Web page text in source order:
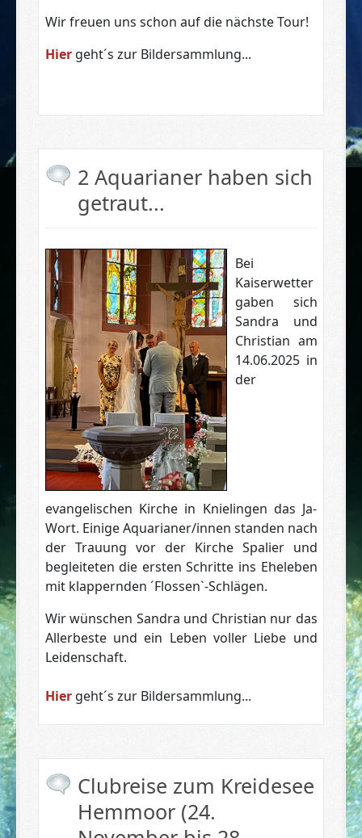
Wir freuen uns schon auf die nächste Tour!
Hiergeht´s zur Bildersammlung...
2 Aquarianer haben sich
getraut...
Bei
Kaiserwetter
gaben sich
Sandra und
Christian am
14.06.2025 in
der
evangelischen Kirche in Knielingen das Ja-
Wort. Einige Aquarianer/innen standen nach
der Trauung vor der Kirche Spalier und
begleiteten die ersten Schritte ins Eheleben
mit klappernden ´Flossen`-Schlägen.
Wir wünschen Sandra und Christian nur das
Allerbeste und ein Leben voller Liebe und
Leidenschaft.
Hier geht´s zur Bildersammlung...
Clubreise zum Kreidesee
Hemmoor (24.